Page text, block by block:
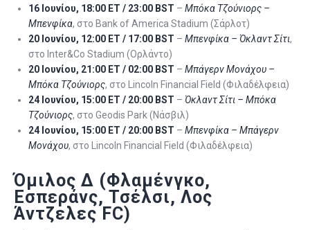
16 Ιουνίου, 18:00 ET / 23:00 BST – Μπόκα Τζούνιορς –
Μπενφίκα, στο Bank of America Stadium (Σάρλοτ)
20 Ιουνίου, 12:00 ET / 17:00 BST – Μπενφίκα – Όκλαντ Σίτι,
στο Inter&Co Stadium (Ορλάντο)
20 Ιουνίου, 21:00 ET / 02:00 BST – Μπάγερν Μονάχου –
Μπόκα Τζούνιορς, στο Lincoln Financial Field (Φιλαδέλφεια)
24 Ιουνίου, 15:00 ET / 20:00 BST – Όκλαντ Σίτι – Μπόκα
Τζούνιορς, στο Geodis Park (Νάσβιλ)
24 Ιουνίου, 15:00 ET / 20:00 BST – Μπενφίκα – Μπάγερν
Μονάχου, στο Lincoln Financial Field (Φιλαδέλφεια)
Όμιλος Δ (Φλαμένγκο,
Εσπεράνς, Τσέλσι, Λος
Άντζελες FC)